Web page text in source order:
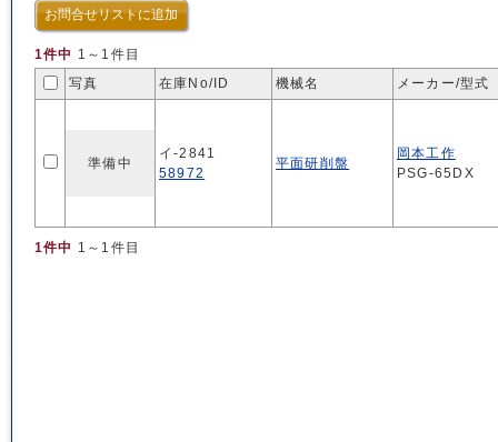
お問合せリストに追加
1件中 1～1件目
写真
在庫No/ID 機械名 メーカー/型式
1件中 1～1件目
準備中
イ-2841
58972
平面研削盤
岡本工作
PSG-65DX